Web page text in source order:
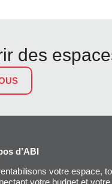
des
d’ABI
votre espace,
votre budget et votre